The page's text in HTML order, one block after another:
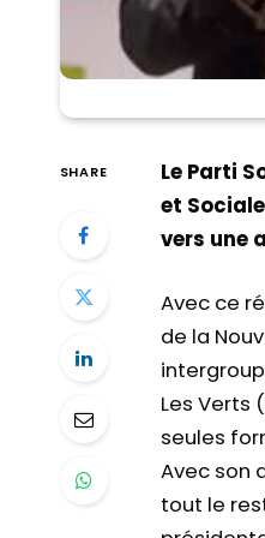
SHARE
Le Parti
et
vers une
Avec ce
de la
Les Verts
seules
Avec son
tout le